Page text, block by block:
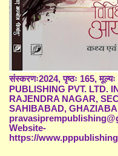
संस्करणः2024, पृष्ठः 165,
PUBLISHING PVT. LTD.
RAJENDRA NAGAR,
SAHIBABAD,
Website-
https://